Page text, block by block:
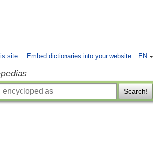
EN
site Embed dictionaries into your website
Search!